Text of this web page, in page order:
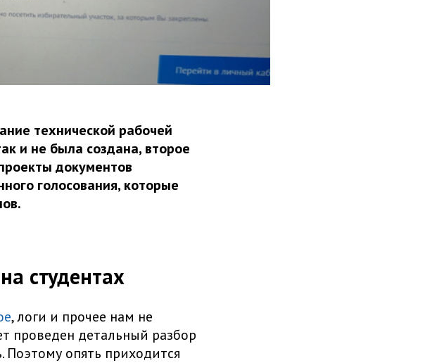
технической рабочей
и не была создана, второе
документов
голосования, которые
студентах
, логи и прочее нам не
проведен детальный разбор
опять приходится